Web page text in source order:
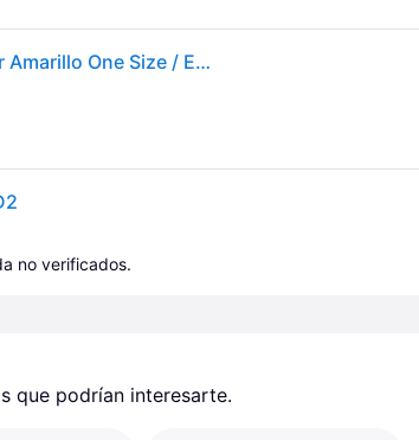
Dewalt Dcd701d2-qw Electric Screwdriver Amarillo One Size / EU Plug 220V
no verificados.
que podrían interesarte.